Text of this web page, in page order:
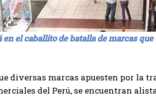
el caballito de batalla de marcas
diversas marcas apuesten por la
del Perú, se encuentran